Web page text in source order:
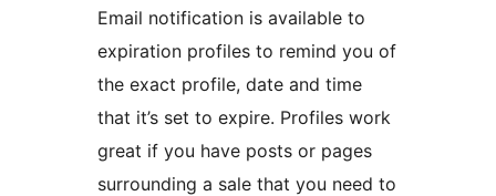
Email notification is available to
expiration profiles to remind you of
the exact profile, date and time
that it’s set to expire. Profiles work
great if you have posts or pages
surrounding a sale that you need to